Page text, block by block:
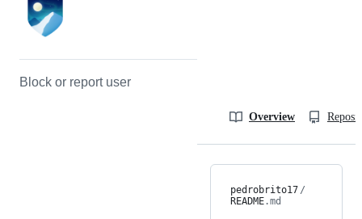
Block or report user
Overview
pedrobrito17 /
README.md